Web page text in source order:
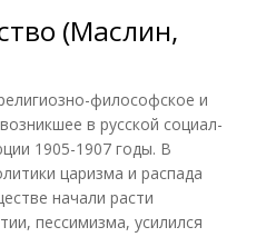
(Маслин,
философское и
в русской социал-
1905-1907 годы. В
царизма и распада
начали расти
пессимизма, усилился